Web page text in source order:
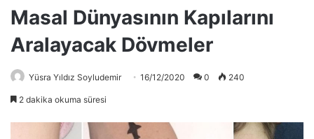
Masal Dünyasının Kapılarını
Aralayacak Dövmeler
Yüsra Yıldız Soyludemir 16/12/2020 0 240
2 dakika okuma süresi